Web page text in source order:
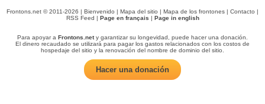
Frontons.net © 2011-2026 | Bienvenido | Mapa del sitio | Mapa de los frontones | Contacto |
RSS Feed | Page en français | Page in english
Para apoyar a Frontons.nety garantizar su longevidad, puede hacer una donación.
El dinero recaudado se utilizará para pagar los gastos relacionados con los costos de
hospedaje del sitio y la renovación del nombre de dominio del sitio.
Hacer una donación